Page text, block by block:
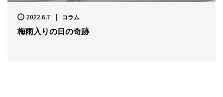
2022.6.7 コラム
梅雨入りの日の奇跡